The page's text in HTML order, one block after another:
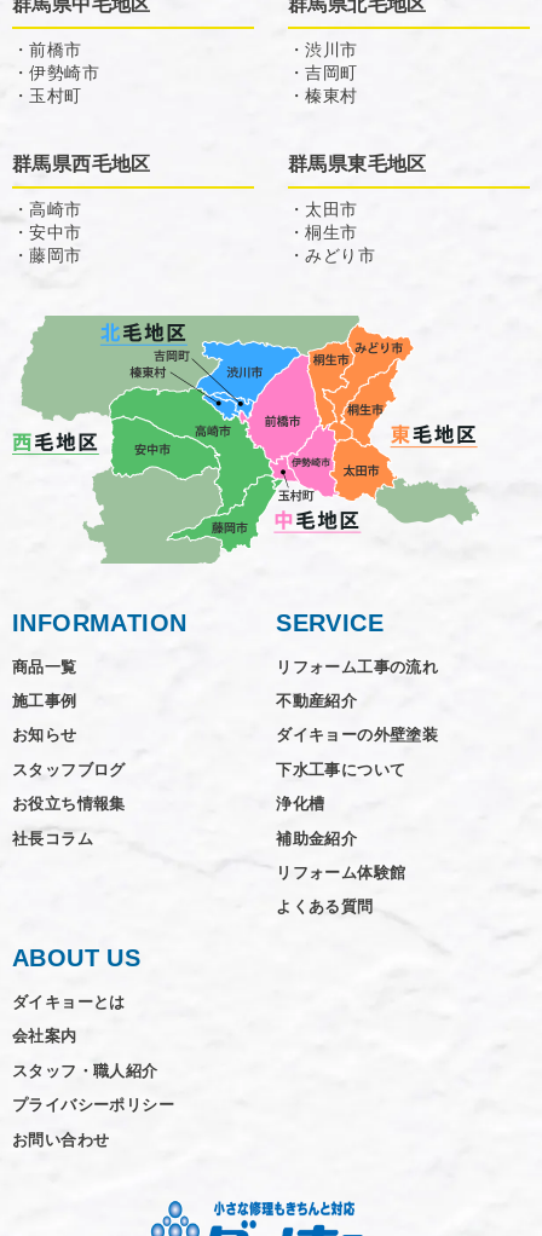
群馬県中毛地区
・前橋市
・伊勢崎市
・玉村町
群馬県北毛地区
・渋川市
・吉岡町
・榛東村
群馬県西毛地区
・高崎市
・安中市
・藤岡市
群馬県東毛地区
・太田市
・桐生市
・みどり市
INFORMATION
商品一覧
施工事例
お知らせ
スタッフブログ
お役立ち情報集
社長コラム
SERVICE
リフォーム工事の流れ
不動産紹介
ダイキョーの外壁塗装
下水工事について
浄化槽
補助金紹介
リフォーム体験館
よくある質問
ABOUT US
ダイキョーとは
会社案内
スタッフ・職人紹介
プライバシーポリシー
お問い合わせ